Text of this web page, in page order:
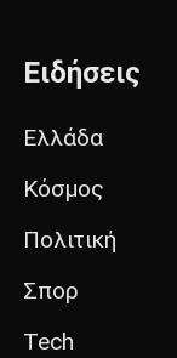
Ειδήσεις
Ελλάδα
Κόσμος
Πολιτική
Σπορ
Tech